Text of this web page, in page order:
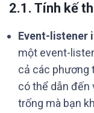
2.1. Tính kế
Event-listener
một event-
cả các phương
có thể dẫn đến
trống mà bạn